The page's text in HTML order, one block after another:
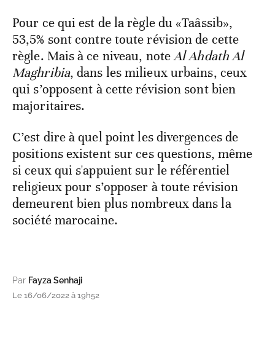
Pour ce qui est de la règle du «Taâssib»,
53,5% sont contre toute révision de cette
règle. Mais à ce niveau, noteAl Ahdath Al
Maghribia, dans les milieux urbains, ceux
qui s’opposent à cette révision sont bien
majoritaires.
C’est dire à quel point les divergences de
positions existent sur ces questions, même
si ceux qui s'appuient sur le référentiel
religieux pour s’opposer à toute révision
demeurent bien plus nombreux dans la
société marocaine.
Par Fayza Senhaji
Le 16/06/2022 à 19h52